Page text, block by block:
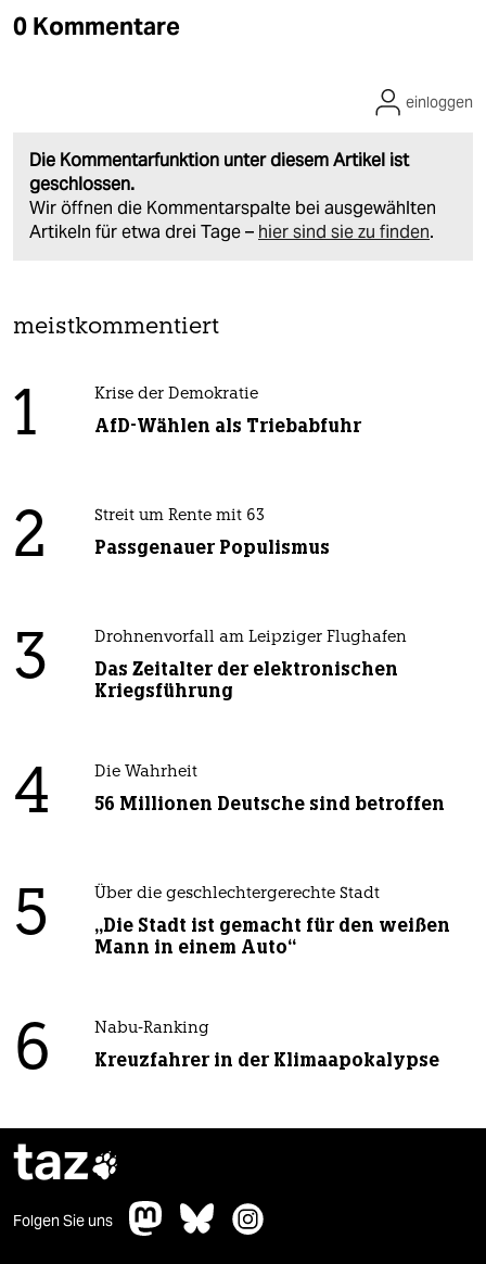
0 Kommentare
Die Kommentarfunktion unter diesem Artikel ist
geschlossen.
Wir öffnen die Kommentarspalte bei ausgewählten
Artikeln für etwa drei Tage – hier sind sie zu finden.
einloggen
meistkommentiert
1 Krise der Demokratie
AfD-Wählen als Triebabfuhr
2 Streit um Rente mit 63
Passgenauer Populismus
3 Drohnenvorfall am Leipziger Flughafen
Das Zeitalter der elektronischen
Kriegsführung
4 Die Wahrheit
56 Millionen Deutsche sind betroffen
5 Über die geschlechtergerechte Stadt
„Die Stadt ist gemacht für den weißen
Mann in einem Auto“
6 Nabu-Ranking
Kreuzfahrer in der Klimaapokalypse
taz
Folgen Sie uns